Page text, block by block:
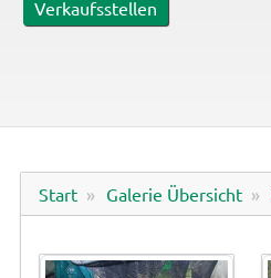
Verkaufsstellen
Start Galerie Übersicht